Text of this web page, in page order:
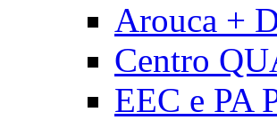
Arouca +
Centro
EEC e PA